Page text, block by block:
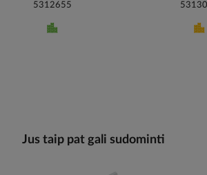
5312655
Jus taip pat gali sudominti